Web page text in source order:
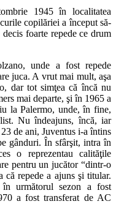
1945 în localitatea
copilăriei a început să-
foarte repede ce drum
unde a fost repede
juca. A vrut mai mult, aşa
dar tot simţea că încă nu
mai departe, şi în 1965 a
la Palermo, unde, în fine,
Nu îndeajuns, încă, iar
de ani, Juventus i-a întins
gânduri. În sfârşit, intra în
o reprezentau calităţile
pentru un jucător “dintr-o
că repede a ajuns şi titular.
în următorul sezon a fost
a fost transferat de AC